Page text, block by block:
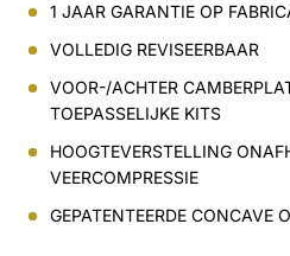
1 JAAR GARANTIE OP
VOLLEDIG REVISEERBAAR
VOOR-/ACHTER
TOEPASSELIJKE KITS
HOOGTEVERSTELLING
VEERCOMPRESSIE
GEPATENTEERDE CONCAVE